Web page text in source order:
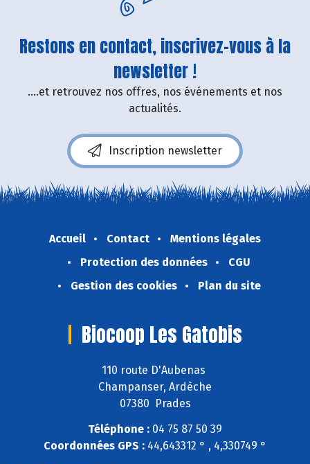
Restons en contact, inscrivez-vous à la
newsletter !
....et retrouvez nos offres, nos événements et nos
actualités.
Inscription newsletter
Accueil Contact
Mentions légales
Protection des données
CGU
Gestion des cookies
Plan du site
Biocoop Les Gatobis
110 route D'Aubenas
Champanser, Ardèche
07380 Prades
Téléphone : 04 75 87 50 39
Coordonnées GPS : 44,643312 ° , 4,330749 °